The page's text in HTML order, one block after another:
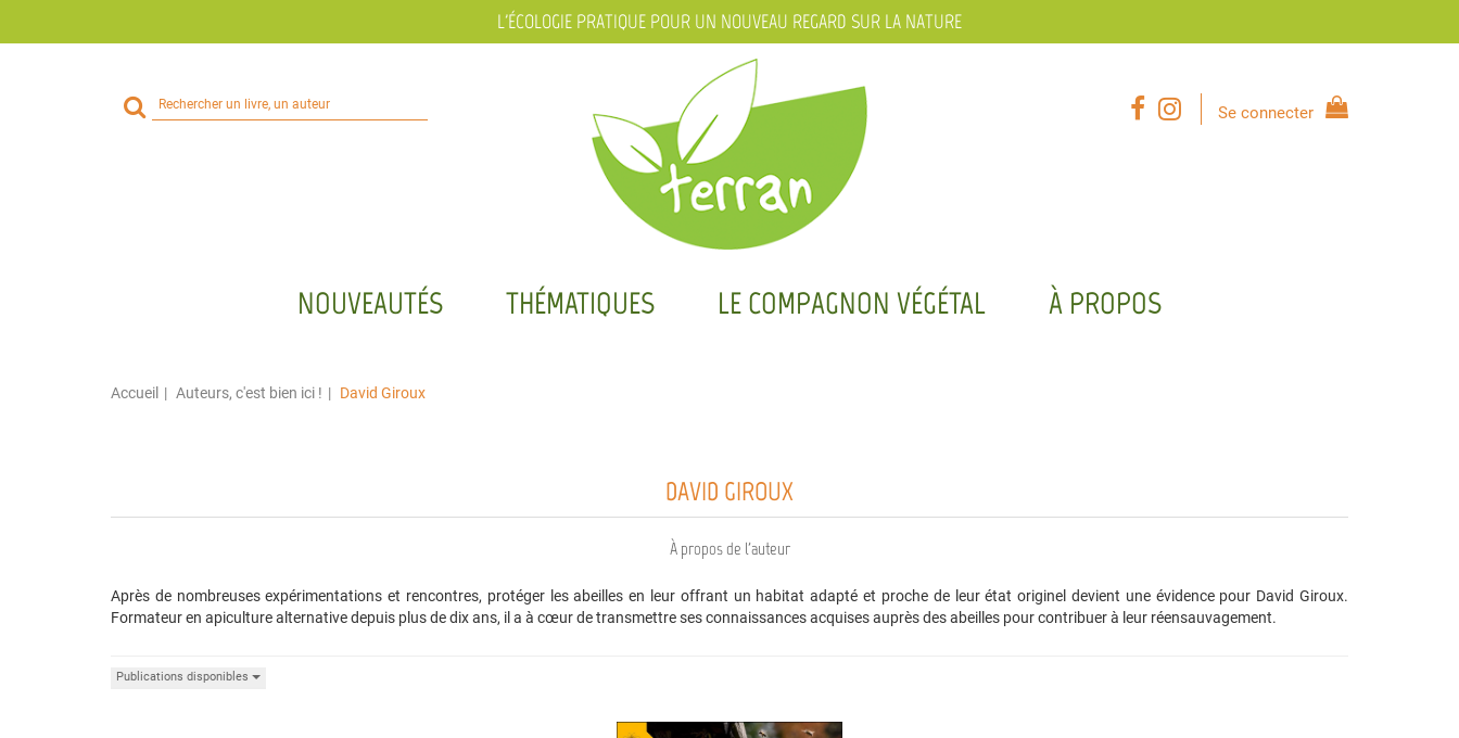
L'ÉCOLOGIE PRATIQUE POUR UN NOUVEAU REGARD SUR LA NATURE
Rechercher
sur
Se connecter
NOUVEAUTÉS THÉMATIQUES LE COMPAGNON VÉGÉTAL À PROPOS
Accueil Auteurs, c'est bien ici ! David Giroux
DAVID GIROUX
À propos de l'auteur
Après de nombreuses expérimentations et rencontres, protéger les abeilles en leur offrant un habitat adapté et proche de leur état originel devient une évidence pour David Giroux.
Formateur en apiculture alternative depuis plus de dix ans, il a à cœur de transmettre ses connaissances acquises auprès des abeilles pour contribuer à leur réensauvagement.
Publications disponibles